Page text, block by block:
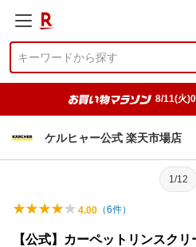
8/11(火
ケルヒャー公式 楽天市場店
1/12
4.00 （6件）
【公式】カーペットリンスク